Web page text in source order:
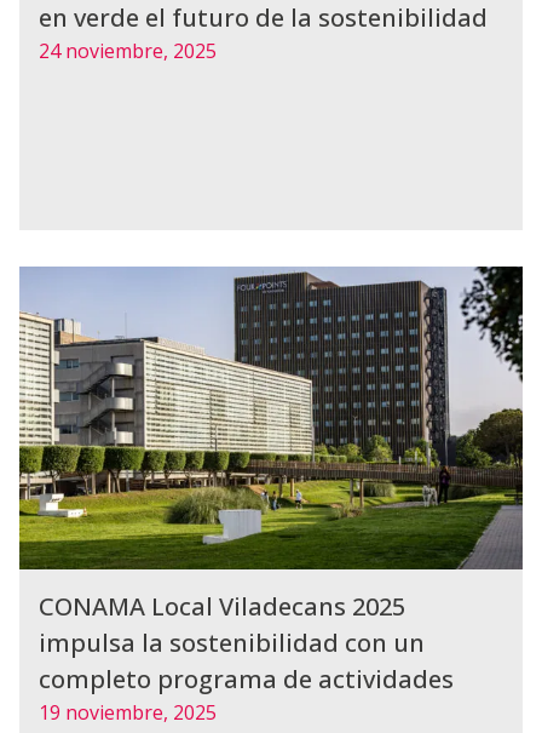
en verde el futuro de la sostenibilidad
24 noviembre, 2025
CONAMA Local Viladecans 2025
impulsa la sostenibilidad con un
completo programa de actividades
19 noviembre, 2025